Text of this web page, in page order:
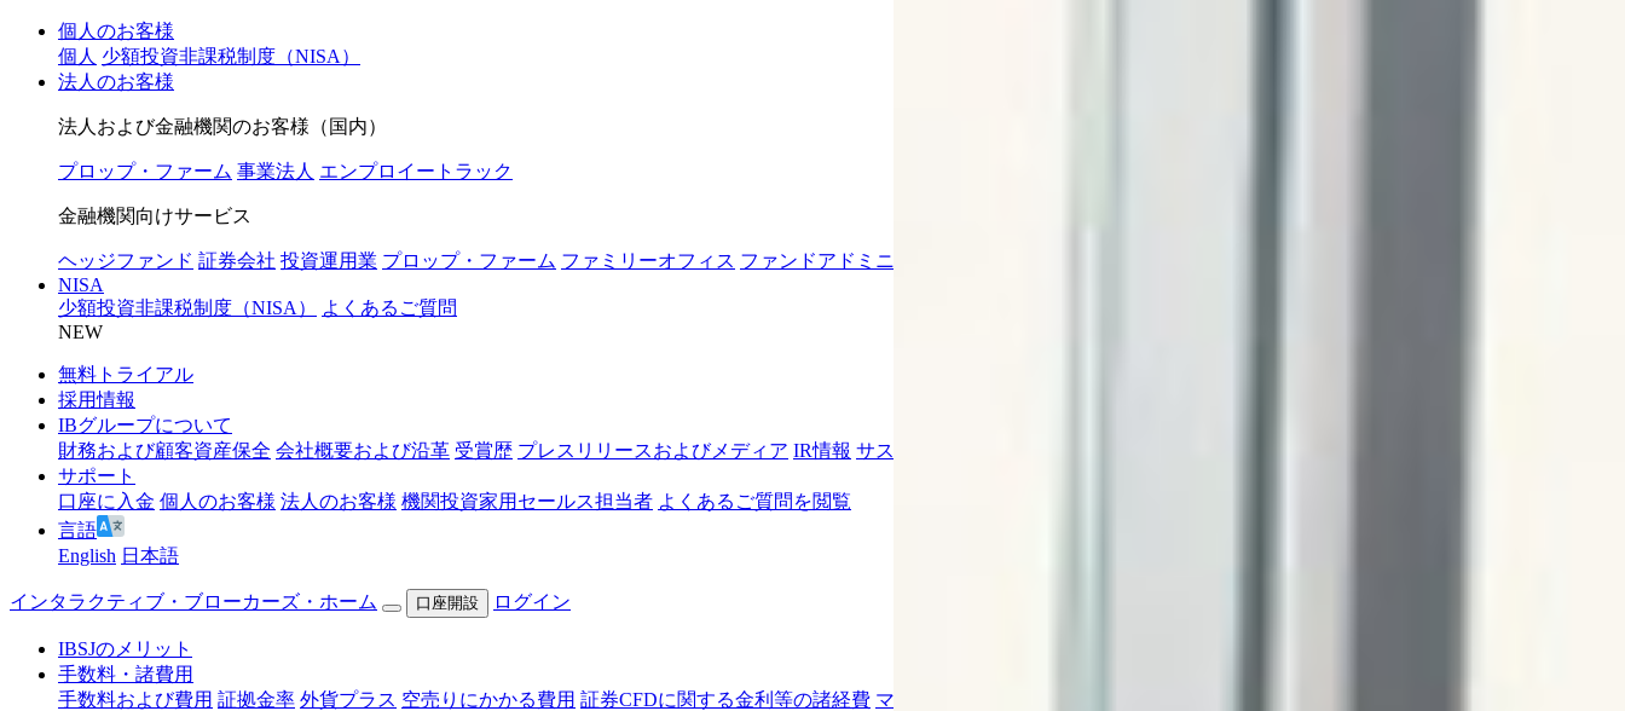
個人のお客様
個人 少額投資非課税制度（NISA）
法人のお客様
法人および金融機関のお客様（国内）
プロップ・ファーム 事業法人 エンプロイートラック
金融機関向けサービス
ヘッジファンド 証券会社 投資運用業 プロップ・ファーム ファミリーオフィス ファンドアドミニストレーター
NISA
少額投資非課税制度（NISA）
よくあるご質問
NEW
無料トライアル
採用情報
IBグループについて
財務および顧客資産保全 会社概要および沿革 受賞歴 プレスリリースおよびメディア IR情報 サステナビリティ
サポート
口座に入金 個人のお客様 法人のお客様 機関投資家用セールス担当者 よくあるご質問を閲覧
言語
English 日本語
インタラクティブ・ブローカーズ・ホーム 口座開設 ログイン
IBSJのメリット
手数料・諸費用
手数料および費用 証拠金率 外貨プラス 空売りにかかる費用 証券CFDに関する金利等の諸経費 マーケットデータ料金体系